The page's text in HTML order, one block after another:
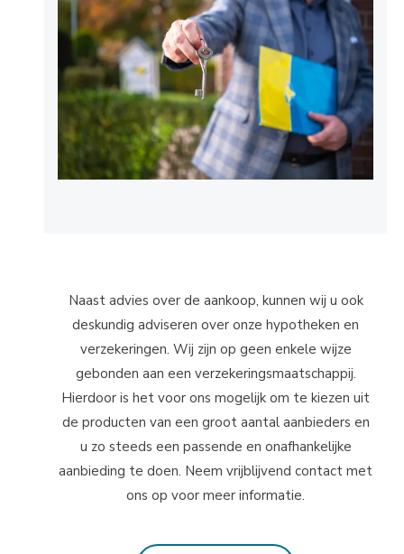
Naast advies over de aankoop, kunnen wij u ook
deskundig adviseren over onze hypotheken en
verzekeringen. Wij zijn op geen enkele wijze
gebonden aan een verzekeringsmaatschappij.
Hierdoor is het voor ons mogelijk om te kiezen uit
de producten van een groot aantal aanbieders en
u zo steeds een passende en onafhankelijke
aanbieding te doen. Neem vrijblijvend contact met
ons op voor meer informatie.